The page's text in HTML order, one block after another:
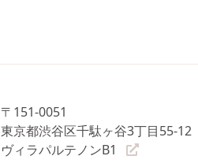
〒151-0051
東京都渋谷区千駄ヶ谷3丁目55-12
ヴィラパルテノンB1